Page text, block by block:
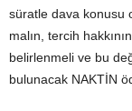
süratle dava konusu
malın, tercih
belirlenmeli ve bu
bulunacak NAKTİN